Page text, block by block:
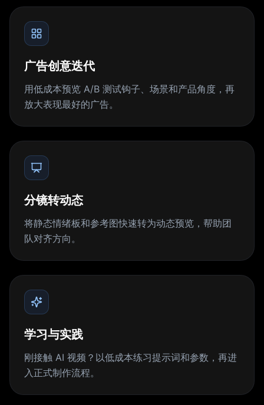
广告创意迭代
用低成本预览 A/B 测试钩子、场景和产品角度，再
放大表现最好的广告。
分镜转动态
将静态情绪板和参考图快速转为动态预览，帮助团
队对齐方向。
学习与实践
刚接触 AI 视频？以低成本练习提示词和参数，再进
入正式制作流程。